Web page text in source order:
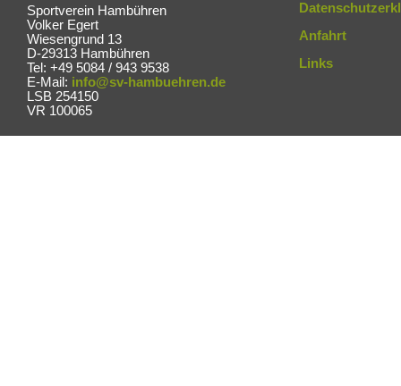
Sportverein Hambühren
Volker Egert
Wiesengrund 13
D-29313 Hambühren
Tel: +49 5084 / 943 9538
E-Mail: info@sv-hambuehren.de
LSB 254150
VR 100065
Anfahrt
Links